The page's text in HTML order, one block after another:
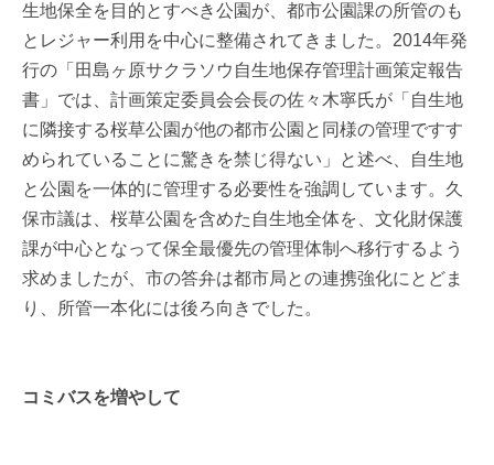
生地保全を目的とすべき公園が、都市公園課の所管のも
とレジャー利用を中心に整備されてきました。2014年発
行の「田島ヶ原サクラソウ自生地保存管理計画策定報告
書」では、計画策定委員会会長の佐々木寧氏が「自生地
に隣接する桜草公園が他の都市公園と同様の管理ですす
められていることに驚きを禁じ得ない」と述べ、自生地
と公園を一体的に管理する必要性を強調しています。久
保市議は、桜草公園を含めた自生地全体を、文化財保護
課が中心となって保全最優先の管理体制へ移行するよう
求めましたが、市の答弁は都市局との連携強化にとどま
り、所管一本化には後ろ向きでした。
コミバスを増やして